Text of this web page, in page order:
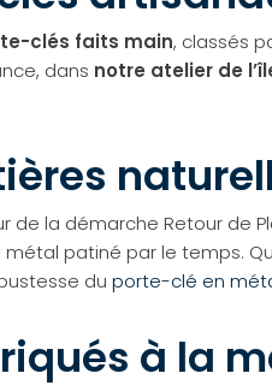
clés faits main, classés
dans notre atelier de
la démarche Retour de
patiné par le temps.
du porte-clé en
à la